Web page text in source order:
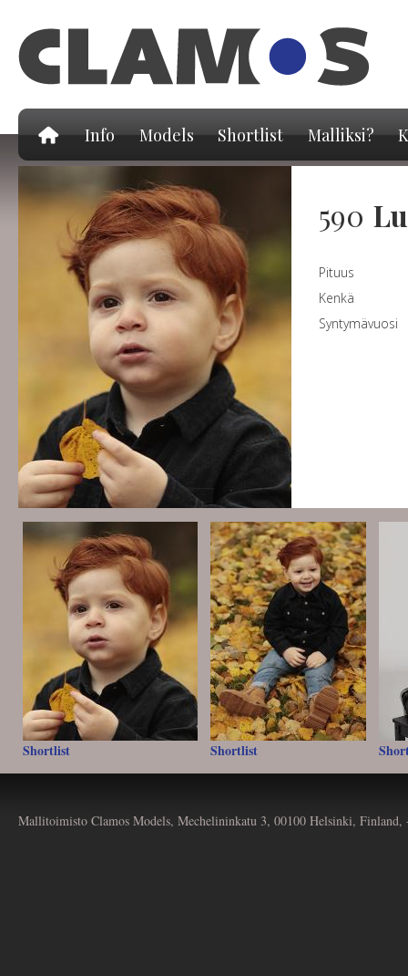
Info Models Shortlist Malliksi?
590
Pituus
Kenkä
Syntymävuosi
Shortlist Shortlist
Mallitoimisto Clamos Models, Mechelininkatu 3, 00100 Helsinki,